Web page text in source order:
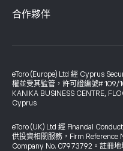
合作夥伴
eToro (Europe) Ltd 經 Cyprus
權並受其監管，許可證編號# 109/
KANIKA BUSINESS CENTRE,
Cyprus
eToro (UK) Ltd 經 Financial
供投資相關服務，Firm
Company No. 07973792。註冊